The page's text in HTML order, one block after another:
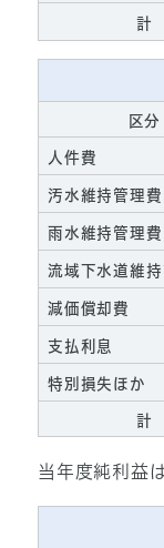
計
区分
人件費
汚水維持管理費
雨水維持管理費
流域下水道維
減価償却費
支払利息
特別損失ほか
計
当年度純利益